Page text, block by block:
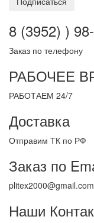
8 (3952) )
Заказ по телефону
РАБОЧЕЕ
РАБОТАЕМ 24/7
Доставка
Отправим ТК по РФ
Заказ по
plitex2000@gmail.com
Наши